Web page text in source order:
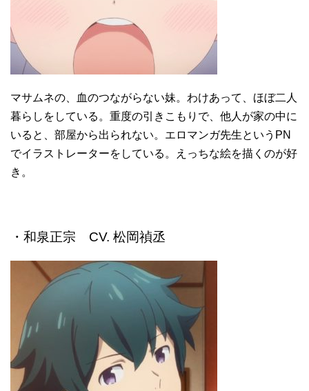
マサムネの、血のつながらない妹。わけあって、ほぼ二人
暮らしをしている。重度の引きこもりで、他人が家の中に
いると、部屋から出られない。エロマンガ先生というPN
でイラストレーターをしている。えっちな絵を描くのが好
き。
・和泉正宗 CV. 松岡禎丞